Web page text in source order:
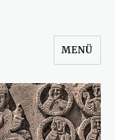
MENÜ